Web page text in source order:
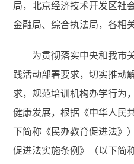
局，北京经济技术开发区社
金融局、综合执法局，各相
为贯彻落实中央和我市
践活动部署要求，切实推动
求，规范培训机构办学行为
健康发展，根据《中华人民
下简称《民办教育促进法》
促进法实施条例》（以下简